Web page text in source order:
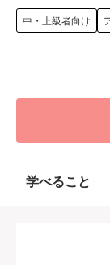
中・上級者向け
学べること